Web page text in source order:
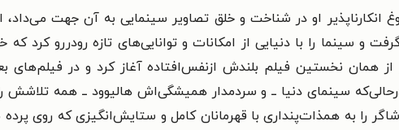
انکارناپذیر او در شناخت و خلق تصاویر سینمایی به آن جهت
و سینما را با دنیایی از امکانات و توانایی‌های تازه رودررو
از همان نخستین فیلم بلندش ازنفس‌افتاده آغاز کرد و در
سینمای دنیا ــ و سردمدار همیشگی‌اش هالیوود ــ همه
را به همذات‌پنداری با قهرمانان کامل و ستایش‌انگیزی که روی